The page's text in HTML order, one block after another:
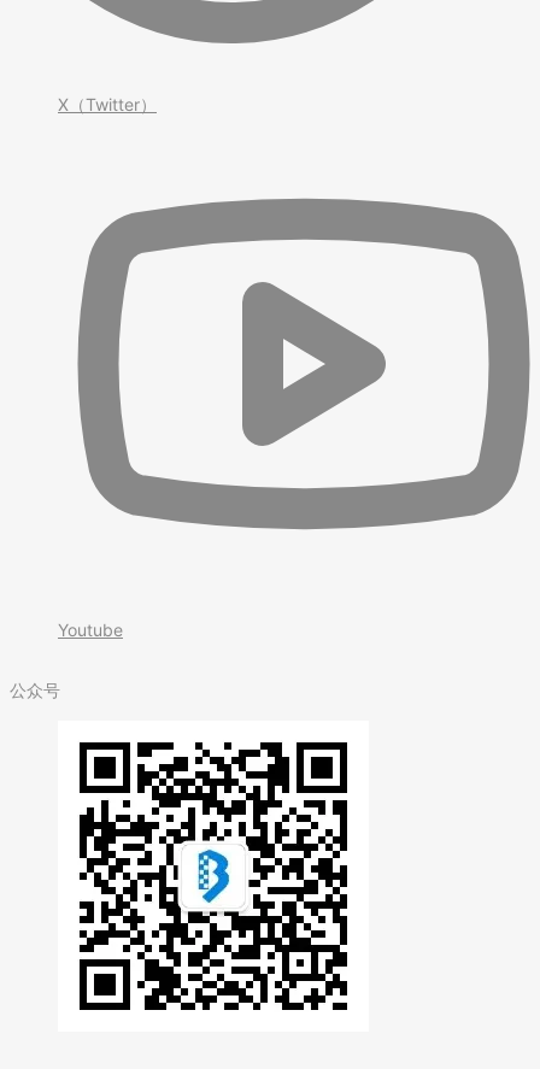
X（Twitter）
Youtube
公众号